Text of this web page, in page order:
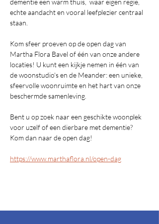
dementie een warm thuis,  waar eigen regie,
echte aandacht en vooral leefplezier centraal
staan.
Kom sfeer proeven op de open dag van
Martha Flora Bavel of één van onze andere
locaties! U kunt een kijkje nemen in één van
de woonstudio's en de Meander: een unieke,
sfeervolle woonruimte en het hart van onze
beschermde samenleving.
Bent u op zoek naar een geschikte woonplek
voor uzelf of een dierbare met dementie?
Kom dan naar de open dag!
https://www.marthaflora.nl/open-dag